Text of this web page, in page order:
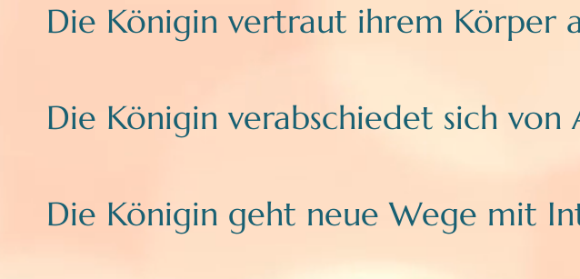
Die Königin vertraut ihrem Körper
Die Königin verabschiedet sich
Die Königin geht neue Wege mit